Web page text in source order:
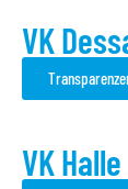
VK
VK Halle